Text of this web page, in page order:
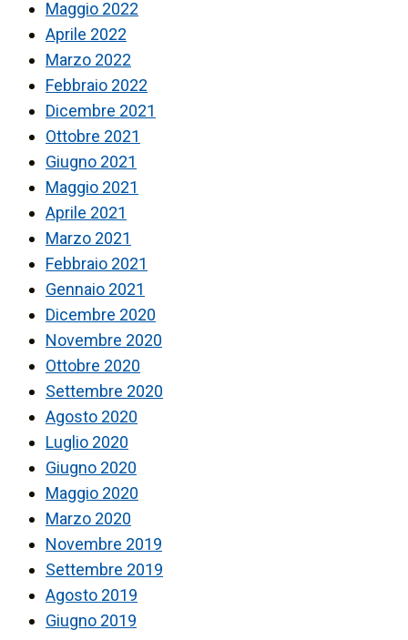
Maggio 2022
Aprile 2022
Marzo 2022
Febbraio 2022
Dicembre 2021
Ottobre 2021
Giugno 2021
Maggio 2021
Aprile 2021
Marzo 2021
Febbraio 2021
Gennaio 2021
Dicembre 2020
Novembre 2020
Ottobre 2020
Settembre 2020
Agosto 2020
Luglio 2020
Giugno 2020
Maggio 2020
Marzo 2020
Novembre 2019
Settembre 2019
Agosto 2019
Giugno 2019